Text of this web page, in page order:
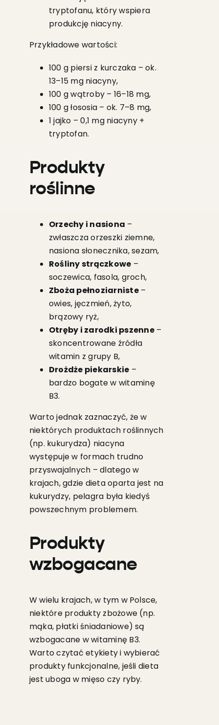
tryptofanu, który wspiera
produkcję niacyny.
Przykładowe wartości:
100 g piersi z kurczaka – ok.
13–15 mg niacyny,
100 g wątroby – 16–18 mg,
100 g łososia – ok. 7–8 mg,
1 jajko – 0,1 mg niacyny +
tryptofan.
Produkty
roślinne
Orzechy i nasiona –
zwłaszcza orzeszki ziemne,
nasiona słonecznika, sezam,
Rośliny strączkowe –
soczewica, fasola, groch,
Zboża pełnoziarniste–
owies, jęczmień, żyto,
brązowy ryż,
Otręby i zarodki pszenne–
skoncentrowane źródła
witamin z grupy B,
Drożdże piekarskie –
bardzo bogate w witaminę
B3.
Warto jednak zaznaczyć, że w
niektórych produktach roślinnych
(np. kukurydza) niacyna
występuje w formach trudno
przyswajalnych – dlatego w
krajach, gdzie dieta oparta jest na
kukurydzy, pelagra była kiedyś
powszechnym problemem.
Produkty
wzbogacane
W wielu krajach, w tym w Polsce,
niektóre produkty zbożowe (np.
mąka, płatki śniadaniowe) są
wzbogacane w witaminę B3.
Warto czytać etykiety i wybierać
produkty funkcjonalne, jeśli dieta
jest uboga w mięso czy ryby.